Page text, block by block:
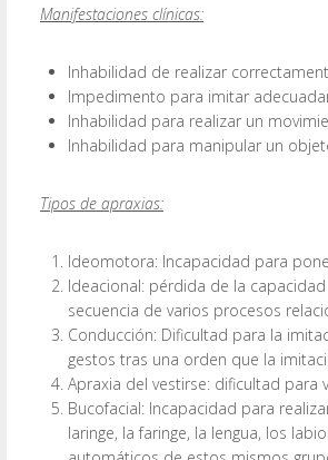
Manifestaciones clínicas:
Inhabilidad de realizar
Impedimento para imitar
Inhabilidad para realizar un
Inhabilidad para manipular un
Tipos de apraxias:
Ideomotora: Incapacidad para
Ideacional: pérdida de la
secuencia de varios procesos
Conducción: Dificultad para la
gestos tras una orden que la
Apraxia del vestirse: dificultad para
Bucofacial: Incapacidad para
laringe, la faringe, la lengua, los